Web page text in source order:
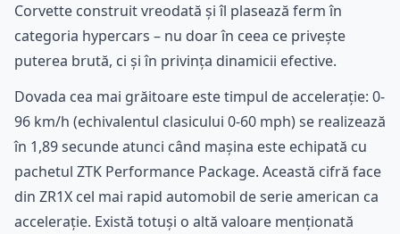
Corvette construit vreodată și îl plasează ferm în
categoria hypercars – nu doar în ceea ce privește
puterea brută, ci și în privința dinamicii efective.
Dovada cea mai grăitoare este timpul de accelerație: 0-
96 km/h (echivalentul clasicului 0-60 mph) se realizează
în 1,89 secunde atunci când mașina este echipată cu
pachetul ZTK Performance Package. Această cifră face
din ZR1X cel mai rapid automobil de serie american ca
accelerație. Există totuși o altă valoare menționată